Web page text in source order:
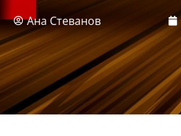
Ана Стеванов